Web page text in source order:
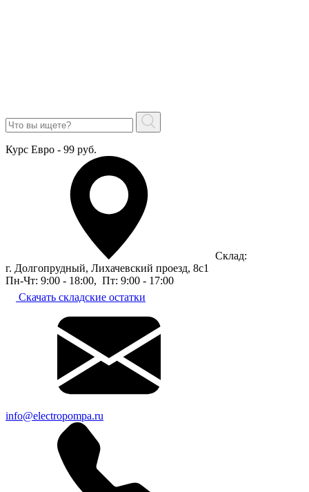
Курс Евро - 99 руб.
Склад:
г. Долгопрудный, Лихачевский проезд, 8c1
Пн-Чт: 9:00 - 18:00, Пт: 9:00 - 17:00
Скачать складские остатки
info@electropompa.ru